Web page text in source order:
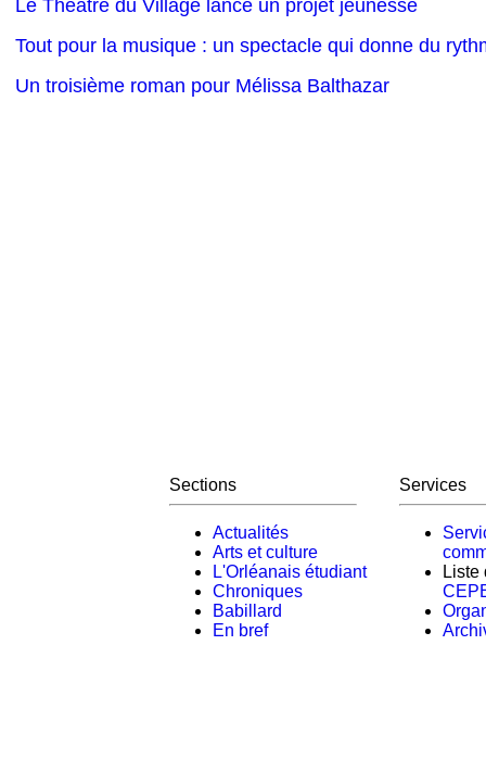
Le Théâtre du Village lance un projet jeunesse
Tout pour la musique : un spectacle qui donne du
Un troisième roman pour Mélissa Balthazar
Sections
Actualités
Arts et culture
L'Orléanais étudiant
Chroniques
Babillard
En bref
Services
Liste